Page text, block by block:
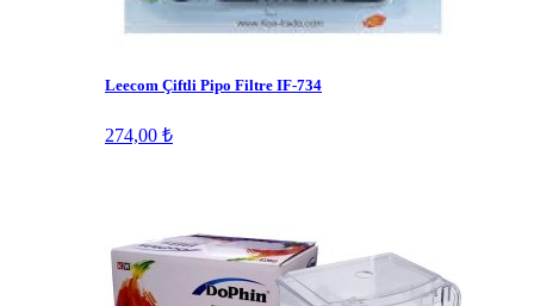
Leecom Çiftli Pipo Filtre IF-734
274,00 ₺